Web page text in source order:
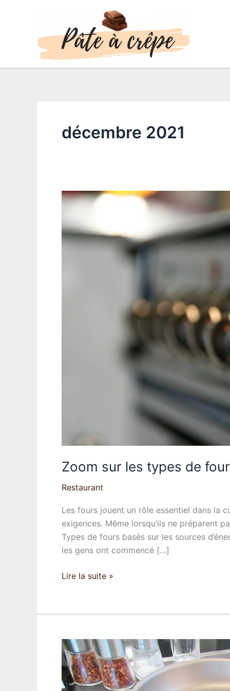
décembre 2021
Zoom sur les types de
Restaurant
Les fours jouent un rôle essentiel dans la
exigences. Même lorsqu’ils ne préparent
Types de fours basés sur les sources
les gens ont commencé […]
Zoom
types
fours
disponibles
sur
le
Lire la suite »